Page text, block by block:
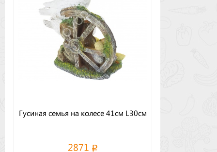
Гусиная семья на колесе 41см L30см
2871